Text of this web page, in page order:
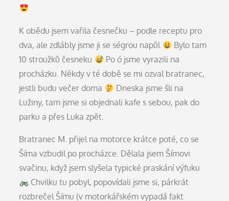
K obědu jsem vařila česnečku – podle receptu pro
dva, ale zdlábly jsme ji se ségrou napůl
Bylo tam
10 stroužků česneku
Po ó jsme vyrazili na
procházku. Někdy v té době se mi ozval bratranec,
jestli budu večer doma
Dneska jsme šli na
Lužiny, tam jsme si objednali kafe s sebou, pak do
parku a přes Luka zpět.
Bratranec M. přijel na motorce krátce poté, co se
Šíma vzbudil po procházce. Dělala jsem Šímovi
svačinu, když jsem slyšela typické praskání výfuku
Chvilku tu pobyl, popovídali jsme si, párkrát
rozbrečel Šímu (v motorkářském vypadá fakt